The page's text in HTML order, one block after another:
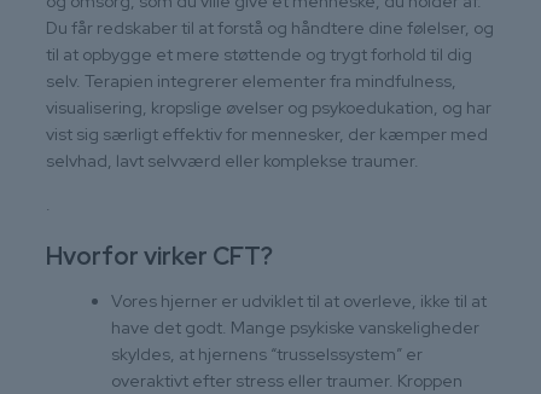
Du får redskaber til at forstå og håndtere dine følelser, og
til at opbygge et mere støttende og trygt forhold til dig
selv. Terapien integrerer elementer fra mindfulness,
visualisering, kropslige øvelser og psykoedukation, og har
vist sig særligt effektiv for mennesker, der kæmper med
selvhad, lavt selvværd eller komplekse traumer.
.
Hvorfor virker CFT?
Vores hjerner er udviklet til at overleve, ikke til at
have det godt. Mange psykiske vanskeligheder
skyldes, at hjernens “trusselssystem” er
overaktivt efter stress eller traumer. Kroppen